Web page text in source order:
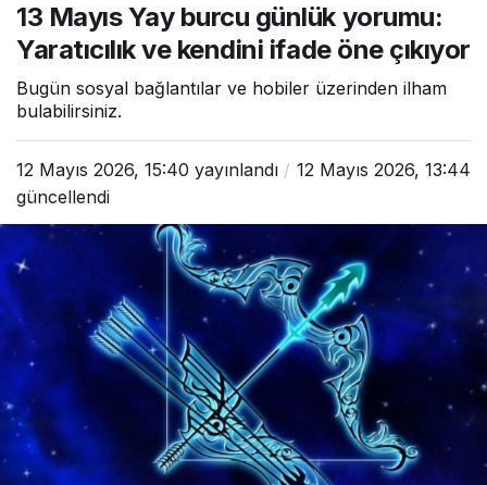
ve kendini ifade öne
çıkıyor
13 Mayıs Yay burcu günlük yorumu:
Yaratıcılık ve kendini ifade öne çıkıyor
Bugün sosyal bağlantılar ve hobiler üzerinden ilham
bulabilirsiniz.
12 Mayıs 2026, 15:40 yayınlandı
12 Mayıs 2026, 13:44
güncellendi